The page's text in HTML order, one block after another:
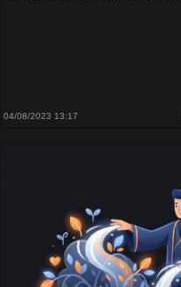
04/08/2023 13:17